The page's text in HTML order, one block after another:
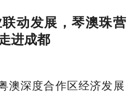
动发展，琴澳珠营
进成都
澳深度合作区经济发展